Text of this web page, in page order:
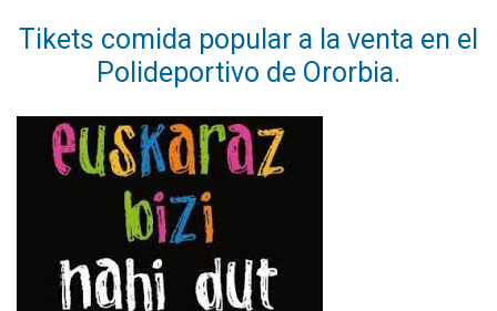
Tikets comida popular a la venta en el
Polideportivo de Ororbia.